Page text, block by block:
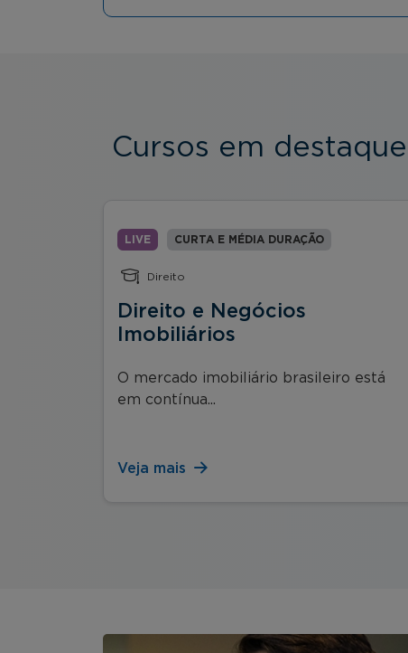
Cursos em destaque
LIVE CURTA E MÉDIA DURAÇÃO
Direito
Direito e Negócios
Imobiliários
O mercado imobiliário brasileiro está
em contínua...
Veja mais